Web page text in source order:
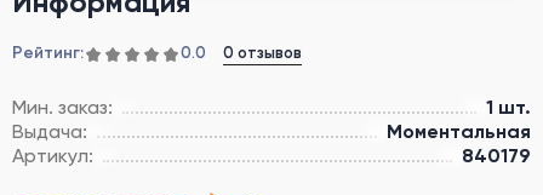
Рейтинг: 0.0 0 отзывов
Мин. заказ:
1 шт.
Выдача:
Моментальная
Артикул:
840179